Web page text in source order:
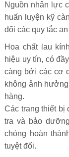
Nguồn nhân lực
huấn luyện kỹ
đối các quy tắc
Hoa chất lau
hiệu uy tín, có
càng bởi các cơ
không ảnh
hàng.
Các trang thiết
tra và bảo
chóng hoàn
tuyệt đối.